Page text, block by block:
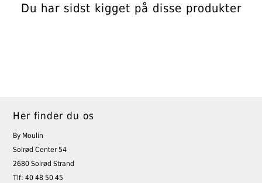
Du har sidst kigget på disse produkter
Her finder du os
By Moulin
Solrød Center 54
2680 Solrød Strand
Tlf: 40 48 50 45